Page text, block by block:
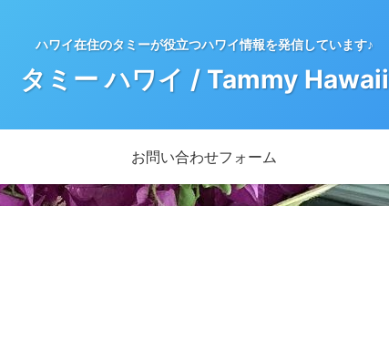
ハワイ在住のタミーが役立つハワイ情報を発信しています♪
タミー ハワイ / Tammy Hawaii
お問い合わせフォーム